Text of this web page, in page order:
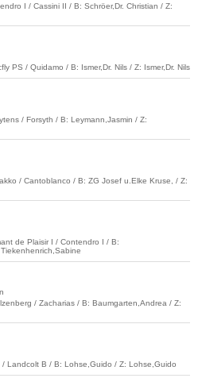
I / Cassini II / B: Schröer,Dr. Christian / Z:
PS / Quidamo / B: Ismer,Dr. Nils / Z: Ismer,Dr. Nils
/ Forsyth / B: Leymann,Jasmin / Z:
/ Cantoblanco / B: ZG Josef u.Elke Kruse, / Z:
de Plaisir I / Contendro I / B:
/ Zacharias / B: Baumgarten,Andrea / Z:
Landcolt B / B: Lohse,Guido / Z: Lohse,Guido